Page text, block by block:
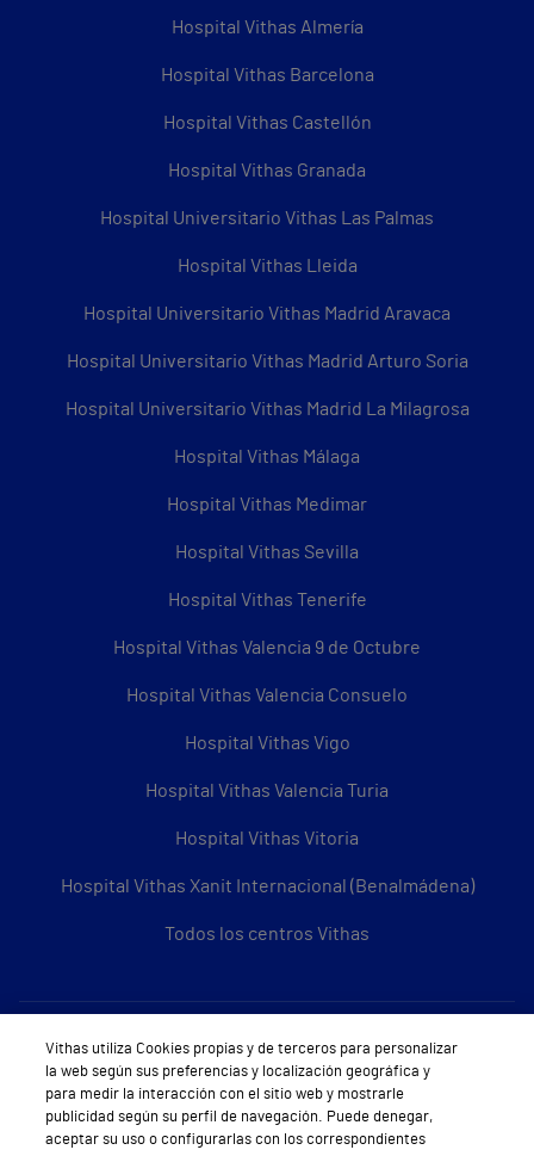
Hospital Vithas Almería
Hospital Vithas Barcelona
Hospital Vithas Castellón
Hospital Vithas Granada
Hospital Universitario Vithas Las Palmas
Hospital Vithas Lleida
Hospital Universitario Vithas Madrid Aravaca
Hospital Universitario Vithas Madrid Arturo Soria
Hospital Universitario Vithas Madrid La Milagrosa
Hospital Vithas Málaga
Hospital Vithas Medimar
Hospital Vithas Sevilla
Hospital Vithas Tenerife
Hospital Vithas Valencia 9 de Octubre
Hospital Vithas Valencia Consuelo
Hospital Vithas Vigo
Hospital Vithas Valencia Turia
Hospital Vithas Vitoria
Hospital Vithas Xanit Internacional (Benalmádena)
Todos los centros Vithas
Sobre Vithas
Quiénes somos
Trabajar en Vithas
Vithas utiliza Cookies propias y de terceros para personalizar
la web según sus preferencias y localización geográfica y
para medir la interacción con el sitio web y mostrarle
publicidad según su perfil de navegación. Puede denegar,
aceptar su uso o configurarlas con los correspondientes